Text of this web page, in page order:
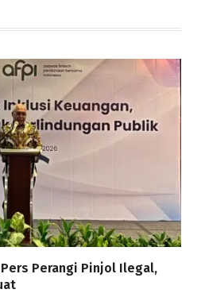
Pers Perangi Pinjol Ilegal,